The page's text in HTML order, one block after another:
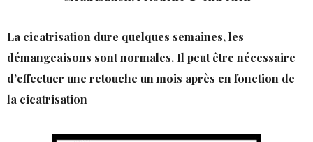
La cicatrisation dure quelques semaines, les
démangeaisons sont normales. Il peut être nécessaire
d’effectuer une retouche un mois après en fonction de
la cicatrisation